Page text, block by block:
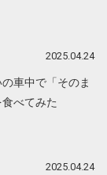
2025.04.24
の車中で「そのま
べてみた
2025.04.24